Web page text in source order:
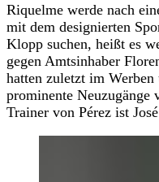
Riquelme werde nach
mit dem designierten
Klopp suchen, heißt es
gegen Amtsinhaber
hatten zuletzt im
prominente Neuzugänge
Trainer von Pérez ist